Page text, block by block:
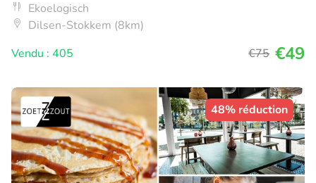
Ekoelogisch
Dilsen-Stokkem (8km)
Vendu : 405
€75 €49
48% réduction